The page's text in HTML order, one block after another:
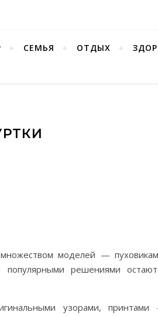
СЕМЬЯ ОТДЫХ
моделей —
решениями
узорами,